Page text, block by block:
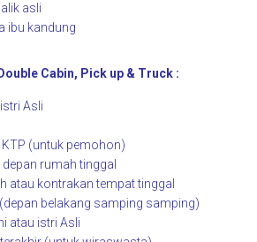
asli
ibu kandung
Cabin, Pick up & Truck :
Asli
(untuk pemohon)
rumah tinggal
atau kontrakan tempat tinggal
belakang samping samping)
atau istri Asli